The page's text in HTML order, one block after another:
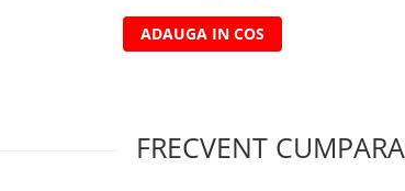
ADAUGA IN COS
FRECVENT